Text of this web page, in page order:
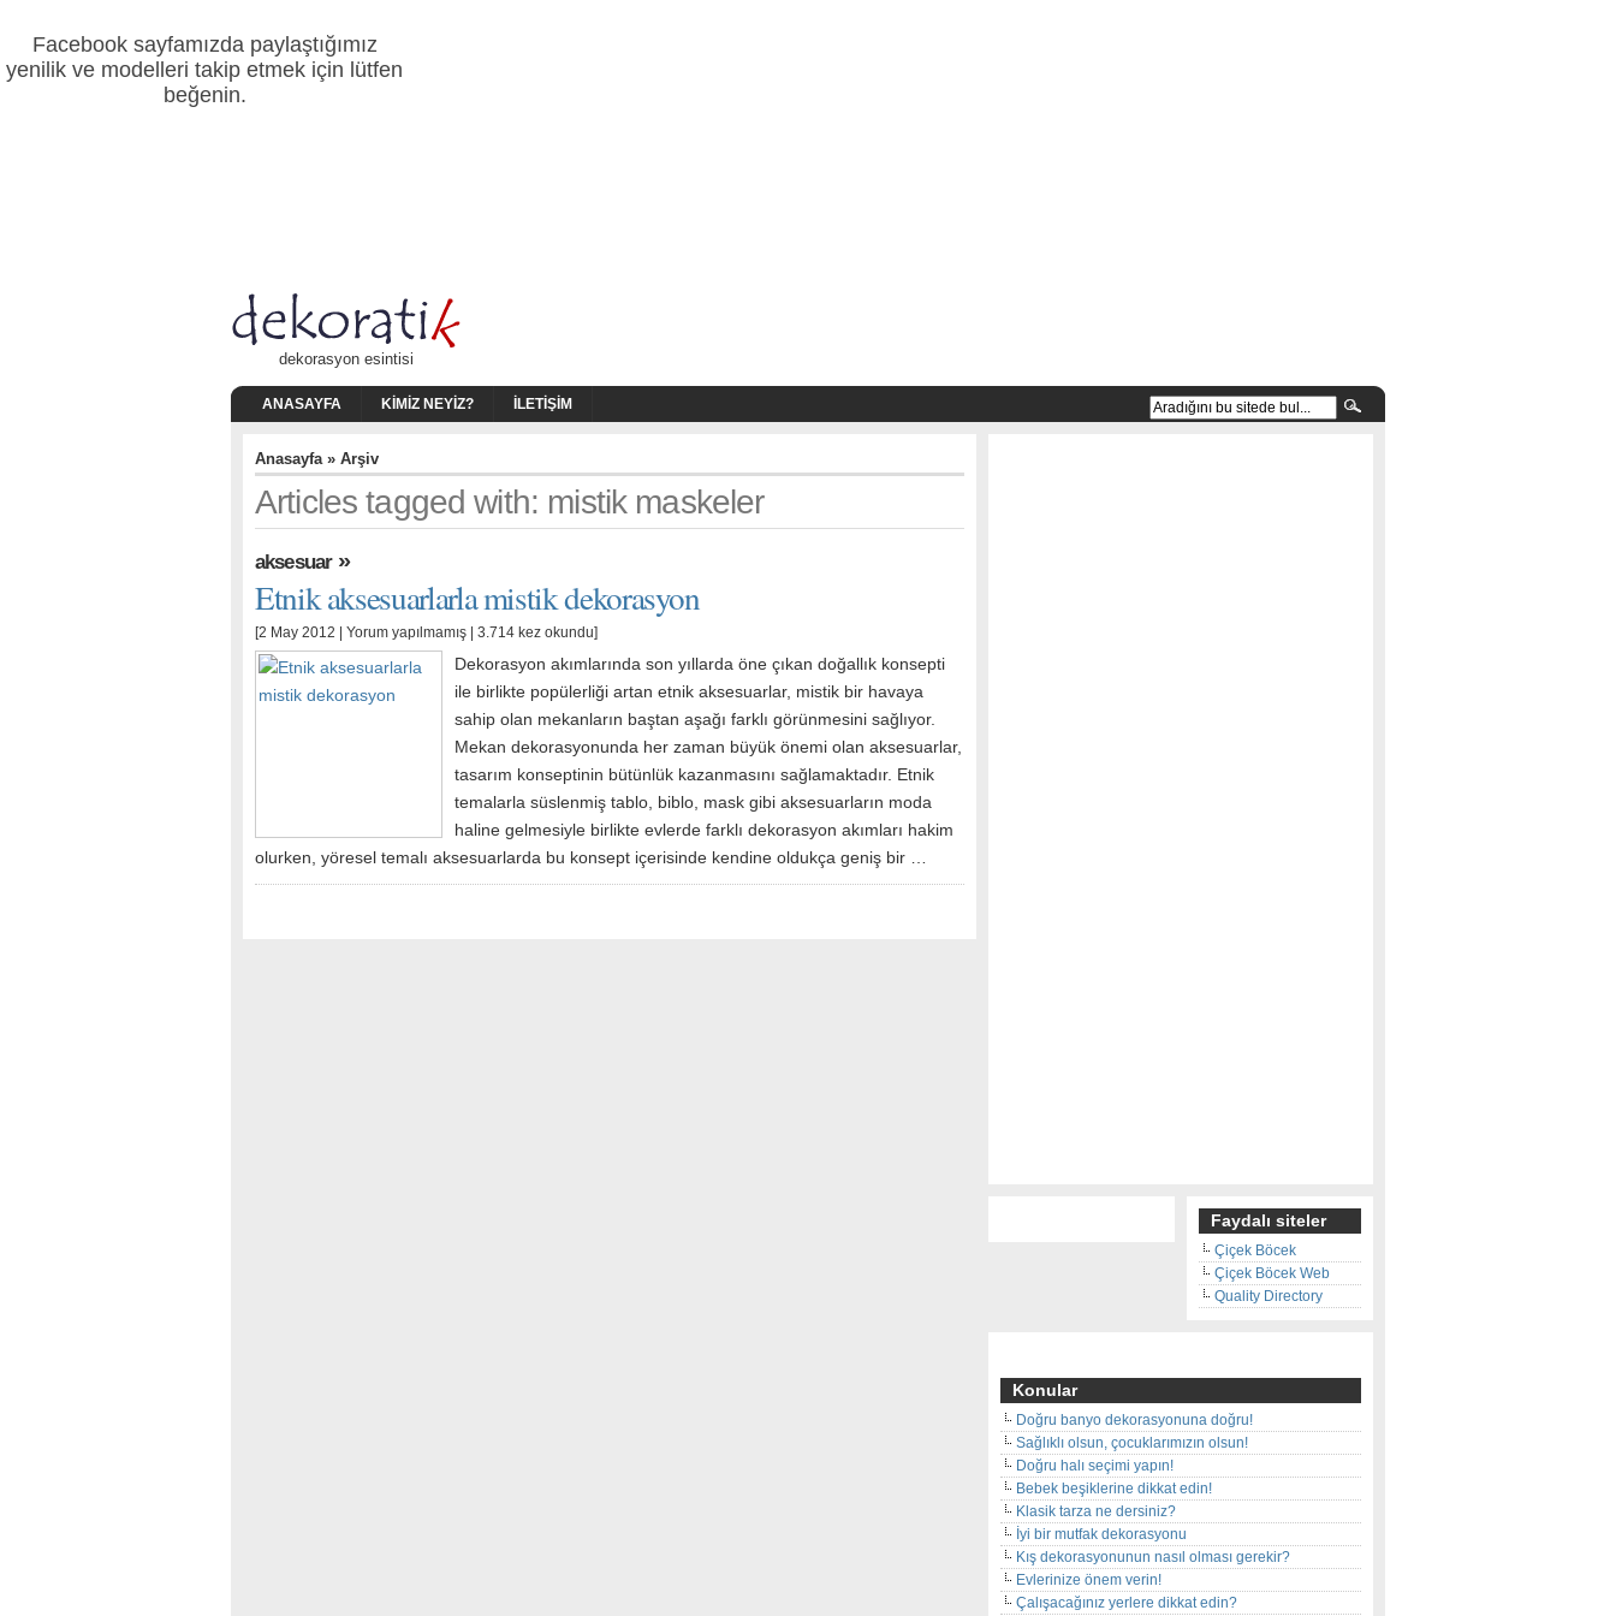
Facebook sayfamızda paylaştığımız
yenilik ve modelleri takip etmek için lütfen
beğenin.
dekorasyon esintisi
ANASAYFA KIMIZ NEYIZ? İLETIŞIM
Anasayfa» Arşiv
Articles tagged with: mistik maskeler
aksesuar»
Etnik aksesuarlarla mistik dekorasyon
[2 May 2012 | Yorum yapılmamış | 3.714 kez okundu]
Dekorasyon akımlarında son yıllarda öne çıkan doğallık konsepti
ile birlikte popülerliği artan etnik aksesuarlar, mistik bir havaya
sahip olan mekanların baştan aşağı farklı görünmesini sağlıyor.
Mekan dekorasyonunda her zaman büyük önemi olan aksesuarlar,
tasarım konseptinin bütünlük kazanmasını sağlamaktadır. Etnik
temalarla süslenmiş tablo, biblo, mask gibi aksesuarların moda
haline gelmesiyle birlikte evlerde farklı dekorasyon akımları hakim
olurken, yöresel temalı aksesuarlarda bu konsept içerisinde kendine oldukça geniş bir …
Faydalı siteler
Çiçek Böcek
Çiçek Böcek Web
Quality Directory
Konular
Doğru banyo dekorasyonuna doğru!
Sağlıklı olsun, çocuklarımızın olsun!
Doğru halı seçimi yapın!
Bebek beşiklerine dikkat edin!
Klasik tarza ne dersiniz?
İyi bir mutfak dekorasyonu
Kış dekorasyonunun nasıl olması gerekir?
Evlerinize önem verin!
Çalışacağınız yerlere dikkat edin?